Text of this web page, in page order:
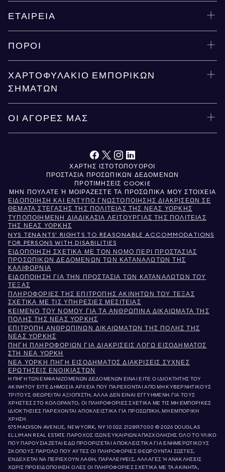
ΕΤΑΙΡΕΊΑ
ΠΌΡΟΙ
ΧΑΡΤΟΦΥΛΆΚΙΟ ΕΜΠΟΡΙΚΏΝ
ΣΗΜΆΤΩΝ
ΟΙ ΑΓΟΡΈΣ ΜΑΣ
ΧΆΡΤΗΣ ΙΣΤΌΤΟΠΟΥΌΡΟΙ
ΠΡΟΣΤΑΣΊΑ ΠΡΟΣΩΠΙΚΏΝ ΔΕΔΟΜΈΝΩΝ
ΠΡΟΤΙΜΉΣΕΙΣ COOKIE
ΜΗΝ ΠΟΥΛΆΤΕ Ή ΜΟΙΡΆΖΕΣΤΕ ΤΑ ΠΡΟΣΩΠΙΚΆ ΜΟΥ ΣΤΟΙΧΕΊΑ
ΕΙΔΟΠΟΊΗΣΗ ΚΑΙ ΈΝΤΥΠΟ ΓΝΩΣΤΟΠΟΊΗΣΗΣ ΔΙΑΚΡΊΣΕΩΝ ΣΕ
ΘΈΜΑΤΑ ΣΤΈΓΑΣΗΣ ΤΗΣ ΠΟΛΙΤΕΊΑΣ ΤΗΣ ΝΈΑΣ ΥΌΡΚΗΣ
ΤΥΠΟΠΟΙΗΜΈΝΗ ΔΙΑΔΙΚΑΣΊΑ ΛΕΙΤΟΥΡΓΊΑΣ ΤΗΣ ΠΟΛΙΤΕΊΑΣ
ΤΗΣ ΝΈΑΣ ΥΌΡΚΗΣ
NYS TENANTS' RIGHTS TO REASONABLE ACCOMMODATIONS
FOR PERSONS WITH DISABILITIES
ΕΙΔΟΠΟΊΗΣΗ ΣΧΕΤΙΚΆ ΜΕ ΤΟΝ ΝΌΜΟ ΠΕΡΊ ΠΡΟΣΤΑΣΊΑΣ
ΠΡΟΣΩΠΙΚΏΝ ΔΕΔΟΜΈΝΩΝ ΤΩΝ ΚΑΤΑΝΑΛΩΤΏΝ ΤΗΣ
ΚΑΛΙΦΌΡΝΙΑ
ΕΙΔΟΠΟΊΗΣΗ ΓΙΑ ΤΗΝ ΠΡΟΣΤΑΣΊΑ ΤΩΝ ΚΑΤΑΝΑΛΩΤΏΝ ΤΟΥ
ΤΈΞΑΣ
ΠΛΗΡΟΦΟΡΊΕΣ ΤΗΣ ΕΠΙΤΡΟΠΉΣ ΑΚΙΝΉΤΩΝ ΤΟΥ ΤΈΞΑΣ
ΣΧΕΤΙΚΆ ΜΕ ΤΙΣ ΥΠΗΡΕΣΊΕΣ ΜΕΣΙΤΕΊΑΣ
ΚΕΊΜΕΝΟ ΤΟΥ ΝΌΜΟΥ ΓΙΑ ΤΑ ΑΝΘΡΏΠΙΝΑ ΔΙΚΑΙΏΜΑΤΑ ΤΗΣ
ΠΌΛΗΣ ΤΗΣ ΝΈΑΣ ΥΌΡΚΗΣ
ΕΠΙΤΡΟΠΉ ΑΝΘΡΩΠΊΝΩΝ ΔΙΚΑΙΩΜΆΤΩΝ ΤΗΣ ΠΌΛΗΣ ΤΗΣ
ΝΈΑΣ ΥΌΡΚΗΣ
ΠΗΓΉ ΠΛΗΡΟΦΟΡΙΏΝ ΓΙΑ ΔΙΑΚΡΊΣΕΙΣ ΛΌΓΩ ΕΙΣΟΔΉΜΑΤΟΣ
ΣΤΗ ΝΈΑ ΥΌΡΚΗ
ΝΈΑ ΥΌΡΚΗ ΠΗΓΉ ΕΙΣΟΔΉΜΑΤΟΣ ΔΙΑΚΡΊΣΕΙΣ ΣΥΧΝΈΣ
ΕΡΩΤΉΣΕΙΣ ΕΝΟΙΚΙΑΣΤΏΝ
Η ΠΗΓΗ ΤΩΝ ΕΜΦΑΝΙΖΟΜΕΝΩΝ ΔΕΔΟΜΕΝΩΝ ΕΙΝΑΙ ΕΙΤΕ Ο ΙΔΙΟΚΤΗΤΗΣ ΤΟΥ
ΑΚΙΝΗΤΟΥ ΕΙΤΕ ΔΗΜΟΣΙΑ ΑΡΧΕΙΑ ΠΟΥ ΠΑΡΕΧΟΝΤΑΙ ΑΠΟ ΜΗ ΚΥΒΕΡΝΗΤΙΚΟΥΣ
ΤΡΙΤΟΥΣ. ΘΕΩΡΕΙΤΑΙ ΑΞΙΟΠΙΣΤΗ, ΑΛΛΑ ΔΕΝ ΕΙΝΑΙ ΕΓΓΥΗΜΕΝΗ. ΓΙΑ ΤΟΥΣ
ΧΡΗΣΤΕΣ ΣΤΟ ΚΟΛΟΡΑΝΤΟ, ΟΙ ΠΛΗΡΟΦΟΡΙΕΣ ΣΧΕΤΙΚΑ ΜΕ ΤΙΣ ΜΗ ΕΜΠΟΡΙΚΕΣ
ΙΔΙΟΚΤΗΣΙΕΣ ΠΑΡΕΧΟΝΤΑΙ ΑΠΟΚΛΕΙΣΤΙΚΑ ΓΙΑ ΠΡΟΣΩΠΙΚΗ, ΜΗ ΕΜΠΟΡΙΚΗ
ΧΡΗΣΗ.
575 MADISON AVENUE, NEW YORK, NY 10022.212.891.7000 © 2026 DOUGLAS
ELLIMAN REAL ESTATE. ΠΑΡΟΧΟΣ ΙΣΩΝ ΕΥΚΑΙΡΙΩΝ ΑΠΑΣΧΟΛΗΣΗΣ. ΌΛΟ ΤΟ ΥΛΙΚΟ
ΠΟΥ ΠΑΡΟΥΣΙΑΖΕΤΑΙ ΕΔΩ ΠΡΟΟΡΙΖΕΤΑΙ ΑΠΟΚΛΕΙΣΤΙΚΑ ΓΙΑ ΕΝΗΜΕΡΩΤΙΚΟΥΣ
ΣΚΟΠΟΥΣ. ΠΑΡΌΛΟ ΠΟΥ ΑΥΤΕΣ ΟΙ ΠΛΗΡΟΦΟΡΙΕΣ ΘΕΩΡΟΥΝΤΑΙ ΣΩΣΤΕΣ,
ΕΝΔΕΧΕΤΑΙ ΝΑ ΠΕΡΙΕΧΟΥΝ ΛΑΘΗ, ΠΑΡΑΛΕΙΨΕΙΣ, ΑΛΛΑΓΕΣ Ή ΑΝΑΚΛΗΣΕΙΣ
ΧΩΡΙΣ ΠΡΟΕΙΔΟΠΟΙΗΣΗ. ΟΛΕΣ ΟΙ ΠΛΗΡΟΦΟΡΙΕΣ ΣΧΕΤΙΚΑ ΜΕ ΤΑ ΑΚΙΝΗΤΑ,